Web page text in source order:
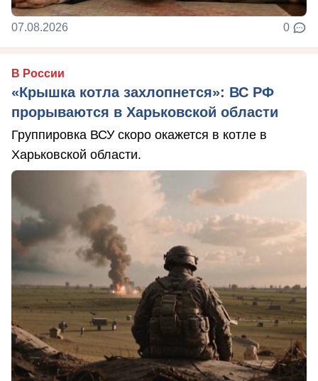
07.08.2026 0
В России
«Крышка котла захлопнется»: ВС РФ
прорываются в Харьковской области
Группировка ВСУ скоро окажется в котле в
Харьковской области.